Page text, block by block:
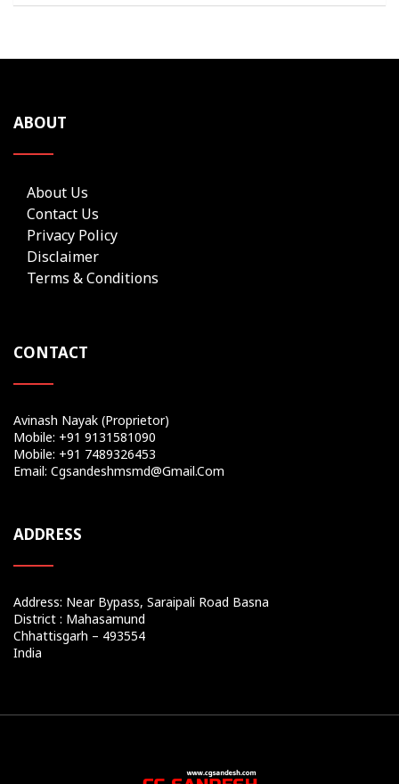
ABOUT
About Us
Contact Us
Privacy Policy
Disclaimer
Terms & Conditions
CONTACT
Avinash Nayak (Proprietor)
Mobile: +91 9131581090
Mobile: +91 7489326453
Email: Cgsandeshmsmd@gmail.com
ADDRESS
Address: Near Bypass, Saraipali Road Basna
District : Mahasamund
Chhattisgarh – 493554
India